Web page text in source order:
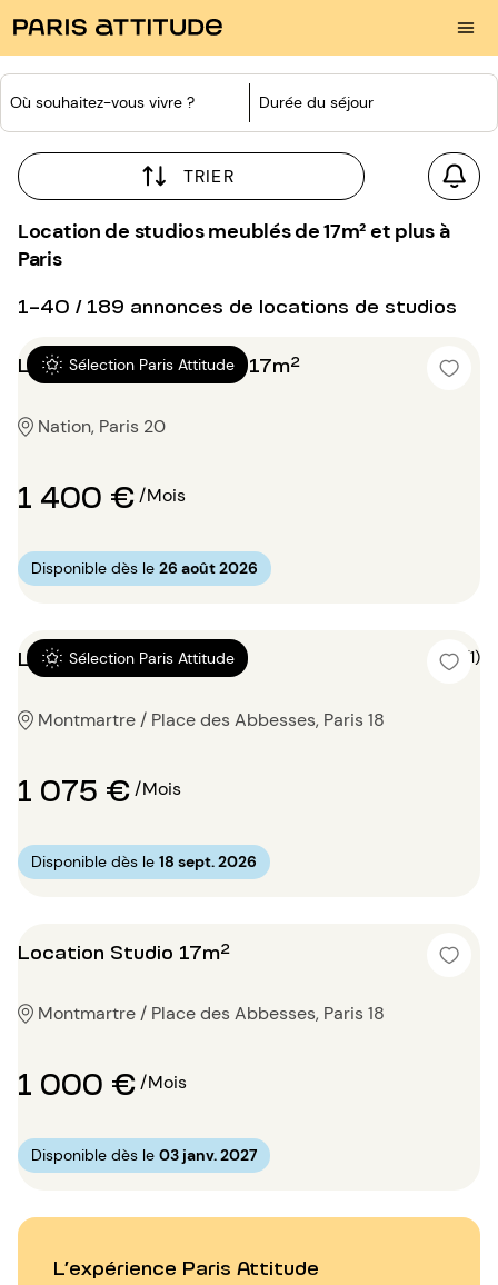
Où souhaitez-vous vivre ? Durée du séjour
TRIER
Location de studios meublés de 17m² et plus à
Paris
1-40 / 189 annonces de locations de studios
L’expérience Paris Attitude
Sélection Paris Attitude
Location Studio alcove 17m²
Nation, Paris 20
1 400 €/Mois
Disponible dès le 26 août 2026
Sélection Paris Attitude
Location Studio 18m² 5 (1)
Montmartre / Place des Abbesses, Paris 18
1 075 €/Mois
Disponible dès le 18 sept. 2026
Location Studio 17m²
Montmartre / Place des Abbesses, Paris 18
1 000 €/Mois
Disponible dès le 03 janv. 2027